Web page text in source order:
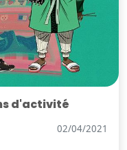
d'activité
02/04/2021